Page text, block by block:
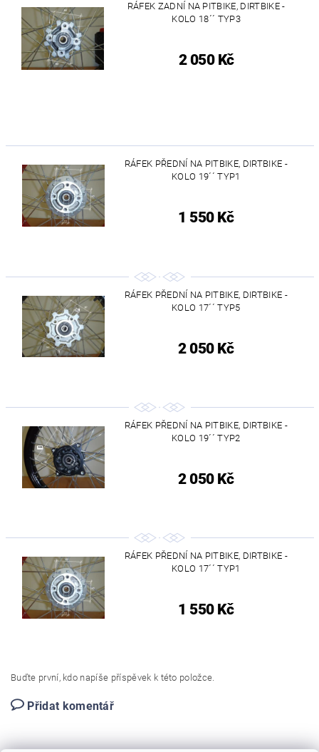
RÁFEK ZADNÍ NA PITBIKE, DIRTBIKE -
KOLO 18´´ TYP3
2 050 Kč
RÁFEK PŘEDNÍ NA PITBIKE, DIRTBIKE -
KOLO 19´´ TYP1
1 550 Kč
RÁFEK PŘEDNÍ NA PITBIKE, DIRTBIKE -
KOLO 17´´ TYP5
2 050 Kč
RÁFEK PŘEDNÍ NA PITBIKE, DIRTBIKE -
KOLO 19´´ TYP2
2 050 Kč
RÁFEK PŘEDNÍ NA PITBIKE, DIRTBIKE -
KOLO 17´´ TYP1
1 550 Kč
Buďte první, kdo napíše příspěvek k této položce.
Přidat komentář